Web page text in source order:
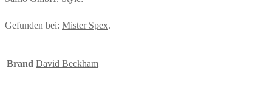
Gefunden bei: Mister Spex.
Brand David Beckham